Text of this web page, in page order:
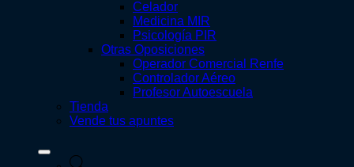
Celador
Medicina MIR
Psicología PIR
Otras Oposiciones
Operador Comercial Renfe
Controlador Aéreo
Profesor Autoescuela
Tienda
Vende tus apuntes